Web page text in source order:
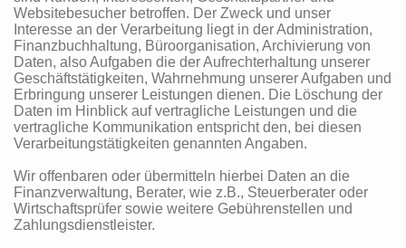
Websitebesucher betroffen. Der Zweck und unser
Interesse an der Verarbeitung liegt in der Administration,
Finanzbuchhaltung, Büroorganisation, Archivierung von
Daten, also Aufgaben die der Aufrechterhaltung unserer
Geschäftstätigkeiten, Wahrnehmung unserer Aufgaben und
Erbringung unserer Leistungen dienen. Die Löschung der
Daten im Hinblick auf vertragliche Leistungen und die
vertragliche Kommunikation entspricht den, bei diesen
Verarbeitungstätigkeiten genannten Angaben.
Wir offenbaren oder übermitteln hierbei Daten an die
Finanzverwaltung, Berater, wie z.B., Steuerberater oder
Wirtschaftsprüfer sowie weitere Gebührenstellen und
Zahlungsdienstleister.